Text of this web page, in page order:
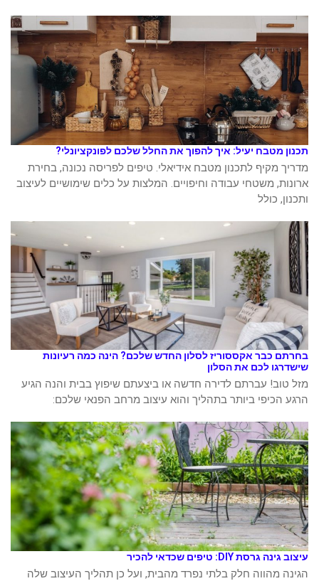
תכנון מטבח יעיל: איך להפוך את החלל שלכם לפונקציונלי?
מדריך מקיף לתכנון מטבח אידיאלי. טיפים לפריסה נכונה, בחירת
ארונות, משטחי עבודה וחיפויים. המלצות על כלים שימושיים לעיצוב
ותכנון, כולל
בחרתם כבר אקססוריז לסלון החדש שלכם? הינה כמה רעיונות
שישדרגו לכם את הסלון
מזל טוב! עברתם לדירה חדשה או ביצעתם שיפוץ בבית והנה הגיע
הרגע הכיפי ביותר בתהליך והוא עיצוב מרחב הפנאי שלכם:
עיצוב גינה גרסת DIY: טיפים שכדאי להכיר
הגינה מהווה חלק בלתי נפרד מהבית, ועל כן תהליך העיצוב שלה